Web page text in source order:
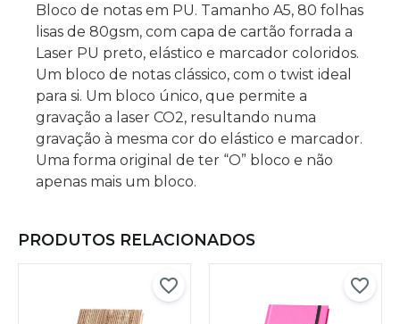
Bloco de notas em PU. Tamanho A5, 80 folhas
lisas de 80gsm, com capa de cartão forrada a
Laser PU preto, elástico e marcador coloridos.
Um bloco de notas clássico, com o twist ideal
para si. Um bloco único, que permite a
gravação a laser CO2, resultando numa
gravação à mesma cor do elástico e marcador.
Uma forma original de ter “O” bloco e não
apenas mais um bloco.
PRODUTOS RELACIONADOS